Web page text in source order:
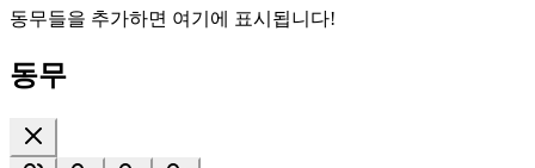
동무들을 추가하면 여기에 표시됩니다!
동무